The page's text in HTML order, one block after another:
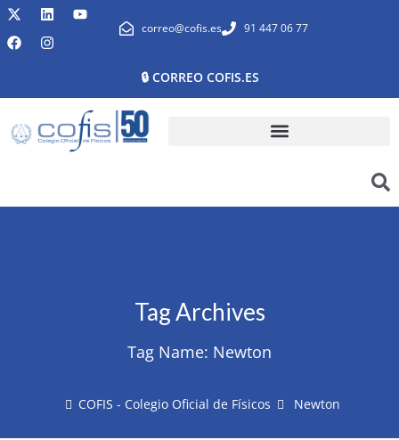
correo@cofis.es 91 447 06 77
🔒 CORREO COFIS.ES
Tag Archives
Tag Name: Newton
COFIS - Colegio Oficial de Físicos Newton